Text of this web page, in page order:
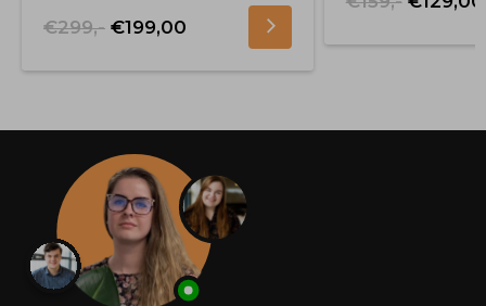
€299,- €199,00